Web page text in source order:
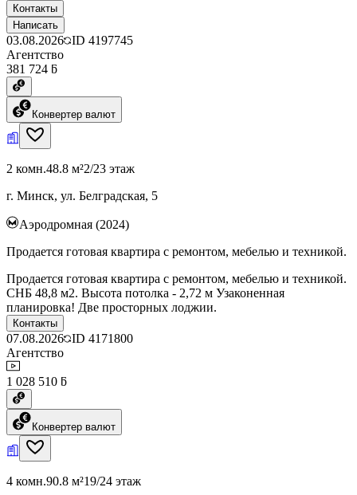
Контакты
Написать
03.08.2026 ID 4197745
Агентство
381 724 ƃ
Конвертер валют
2 комн.48.8 м²2/23 этаж
г. Минск, ул. Белградская, 5
Аэродромная (2024)
Продается готовая квартира с ремонтом, мебелью и техникой.
Продается готовая квартира с ремонтом, мебелью и техникой.
СНБ 48,8 м2. Высота потолка - 2,72 м Узаконенная
планировка! Две просторных лоджии.
Контакты
07.08.2026 ID 4171800
Агентство
1 028 510 ƃ
Конвертер валют
4 комн.90.8 м²19/24 этаж